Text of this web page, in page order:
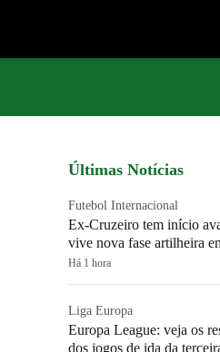
Últimas Notícias
Futebol Internacional
Ex-Cruzeiro tem início
vive nova fase artilheira
Há 1 hora
Liga Europa
Europa League: veja os
dos jogos de ida da